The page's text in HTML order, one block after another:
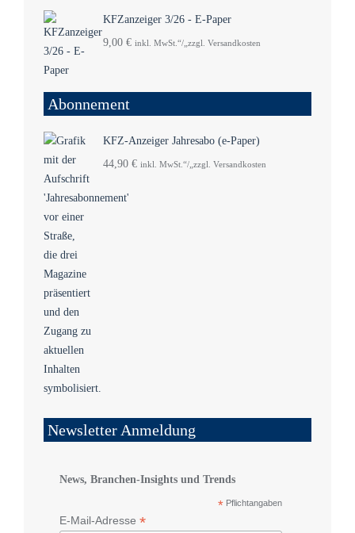
KFZanzeiger 3/26 - E-Paper
9,00 € inkl. MwSt.“/„zzgl. Versandkosten
Abonnement
KFZ-Anzeiger Jahresabo (e-Paper)
44,90 € inkl. MwSt.“/„zzgl. Versandkosten
Newsletter Anmeldung
News, Branchen-Insights und Trends
* Pflichtangaben
E-Mail-Adresse *